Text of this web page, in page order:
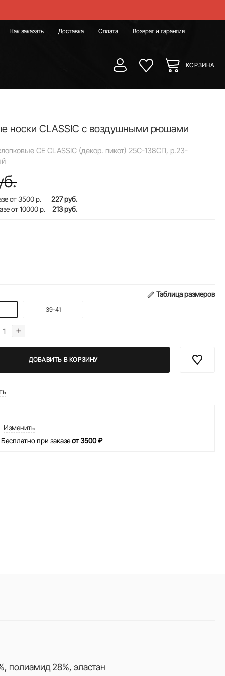
Как заказать Доставка Оплата Возврат и гарантия
КОРЗИНА
носки CLASSIC с воздушными рюшами
CE CLASSIC (декор. пикот) 25С-138СП, р.23-
от 3500 р. 227 руб.
от 10000 р. 213 руб.
Таблица размеров
39-41
+
ДОБАВИТЬ В КОРЗИНУ
Изменить
при заказеот 3500 ₽
полиамид 28%, эластан